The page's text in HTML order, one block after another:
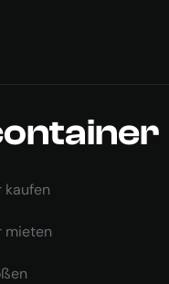
kaufen
mieten